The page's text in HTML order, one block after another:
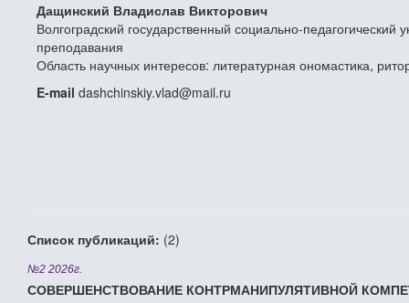
Дащинский Владислав Викторович
Волгоградский государственный социально-
преподавания
Область научных интересов: литературная ономастика,
E-mail dashchinskiy.vlad@mail.ru
Список публикаций: (2)
№2 2026г.
СОВЕРШЕНСТВОВАНИЕ КОНТРМАНИПУЛЯТИВНОЙ